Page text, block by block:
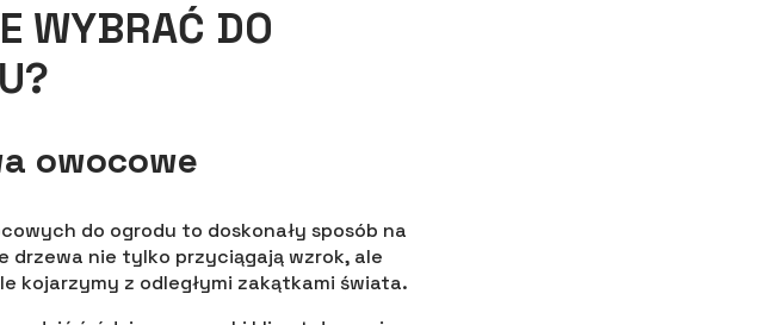
WYBRAĆ DO
owocowe
do ogrodu to doskonały sposób na
nie tylko przyciągają wzrok, ale
kojarzymy z odległymi zakątkami świata.